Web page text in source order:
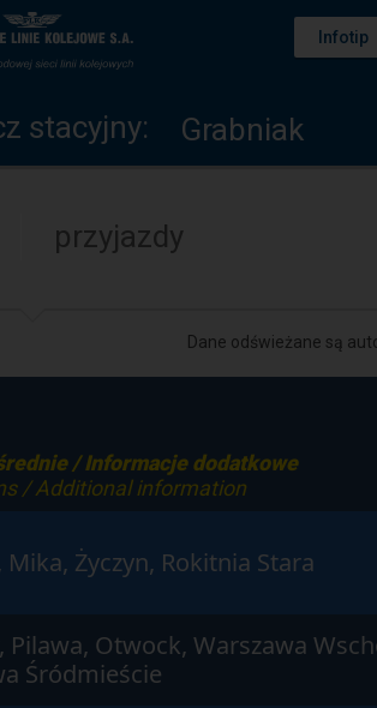
Infotip
stacyjny: Grabniak
przyjazdy
Dane odświeżane są
/ Informacje dodatkowe
/ Additional information
Życzyn, Rokitnia Stara
Pilawa, Otwock, Warszawa
Śródmieście